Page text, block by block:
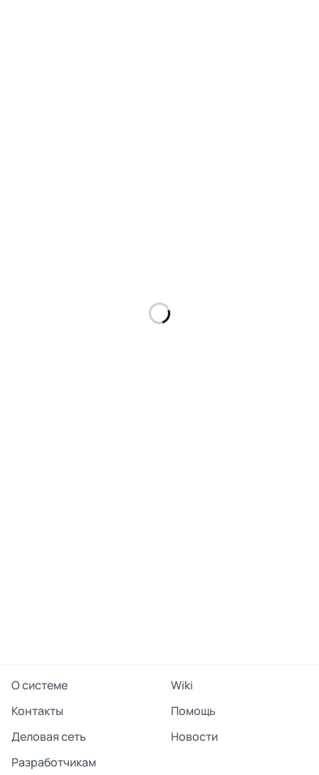
О системе
Wiki
Контакты
Помощь
Деловая сеть
Новости
Разработчикам